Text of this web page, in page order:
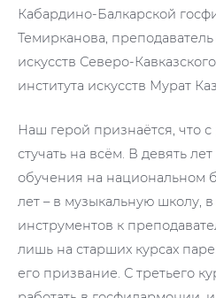
Кабардино-Балкарской
Темирканова,
искусств Северо-
института искусств Мурат
Наш герой признаётся, что
стучать на всём. В девять
обучения на национальном
лет – в музыкальную школу,
инструментов к
лишь на старших курсах
его призвание. С третьего